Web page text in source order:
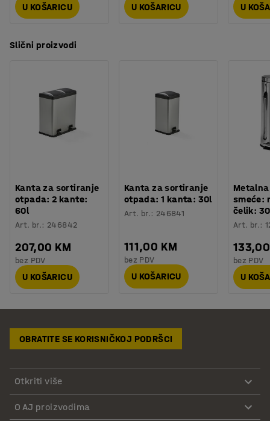
U KOŠARICU U KOŠARICU U
Slični proizvodi
Kanta za sortiranje
otpada: 2 kante:
60l
Art. br.: 246842
207,00 KM
bez PDV
U KOŠARICU
Kanta za sortiranje
otpada: 1 kanta: 30l
Art. br.: 246841
111,00 KM
bez PDV
U KOŠARICU
smeće:
čelik:
Art. br.:
bez PDV
U
OBRATITE SE KORISNIČKOJ PODRŠCI
Otkriti više
O AJ proizvodima